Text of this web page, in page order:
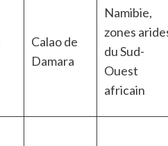
Calao de
Damara
Namibie,
zones
du Sud-
Ouest
africain